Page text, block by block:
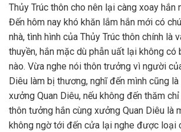
Thủy Trúc thôn cho nên lại càng xoay hắn
Đến hôm nay khó khăn lắm hắn mới có
nhà, tình hình của Thủy Trúc thôn chính là
thuyền, hắn mặc dù phẫn uất lại không có
nào. Vừa nghe nói thôn trưởng vì người
Diêu làm bị thương, nghĩ đến mình cũng là
xưởng Quan Diêu, nếu không đến thăm
thôn tưởng hắn cùng xưởng Quan Diêu là
không ngờ tới đến cửa lại nghe được loại